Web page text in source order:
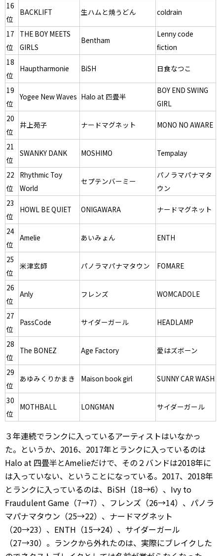
16
位
BACKLIFT 生ハムと焼うどん coldrain
17
位
THE BOY MEETS
GIRLS
Bentham
Lenny code
fiction
18
位
Hauptharmonie BiSH 日食なつこ
19
位
Yogee New Waves Halo at 四畳半
BOY END SWING
GIRL
20
位
井上苑子 ナードマグネット MONO NO AWARE
21
位
SWANKY DANK MOSHIMO Tempalay
22
位
Rhythmic Toy
World
セプテンバーミー
パノラマパナマタ
ウン
23
位
HOWL BE QUIET ONIGAWARA ナードマグネット
24
位
Amelie あいみょん ENTH
25
位
米津玄師 パノラマパナマタウン FOMARE
26
位
Anly フレンズ WOMCADOLE
27
位
PassCode サイダーガール HEADLAMP
28
位
The BONEZ Age Factory 愛はズボーン
29
位
あゆみくりかまき Maison book girl SUNNY CAR WASH
30
位
MOTHBALL LONGMAN サイダーガール
３年連続でランクに入っているアーティストはいなかっ
た。というか、2016、2017年とランクに入っているのは
Halo at 四畳半とAmelieだけで、その２バンドは2018年に
は入っていない、ということになっている。2017、2018年
とランクに入っているのは、BiSH（18→6）、Ivy to
Fraudulent Game（7→7）、フレンズ（26→14）、パノラ
マパナマタウン（25→22）、ナードマグネット
（20→23）、ENTH（15→24）、サイダーガール
（27→30）。ランクから外れたのは、実際にブレイクした